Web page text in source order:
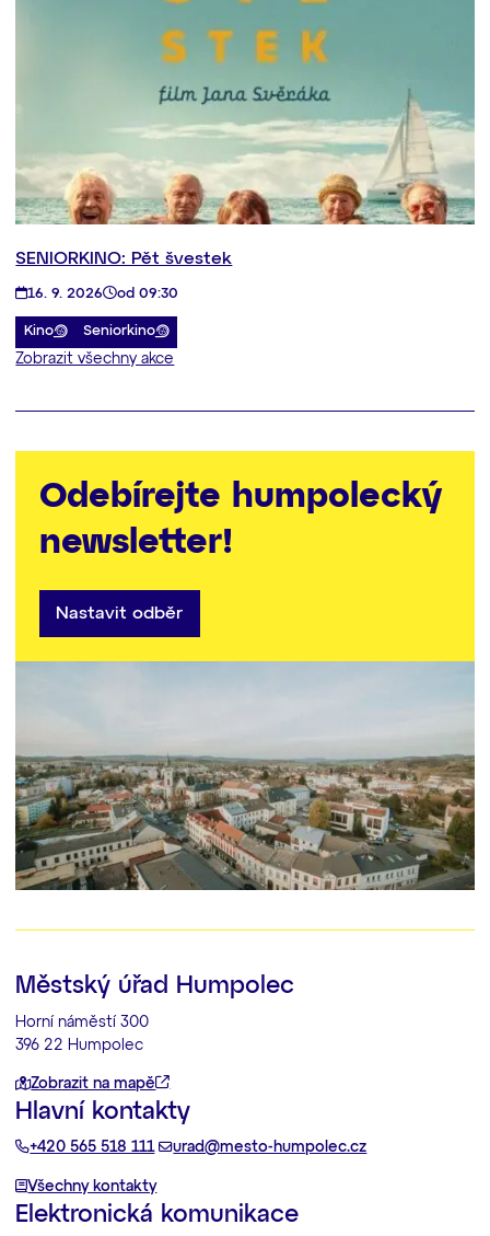
SENIORKINO: Pět švestek
16. 9. 2026 od 09:30
Kino Seniorkino
Zobrazit všechny akce
Odebírejte humpolecký
newsletter!
Nastavit odběr
Městský úřad Humpolec
Horní náměstí 300
396 22 Humpolec
Zobrazit na mapě
Hlavní kontakty
+420 565 518 111 urad@mesto-humpolec.cz
Všechny kontakty
Elektronická komunikace